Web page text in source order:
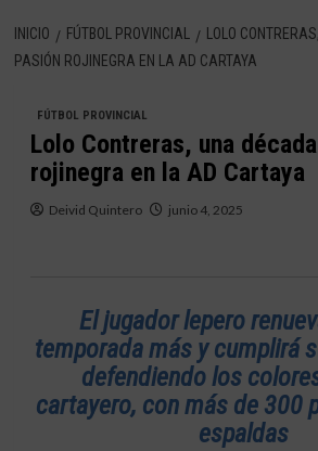
INICIO FÚTBOL PROVINCIAL
LOLO
PASIÓN ROJINEGRA EN LA AD CARTAYA
FÚTBOL PROVINCIAL
Lolo Contreras, una
rojinegra en la AD Cartaya
Deivid Quintero junio 4, 2025
El jugador lepero
temporada más y cumplirá
defendiendo los
cartayero, con más de 300
espaldas